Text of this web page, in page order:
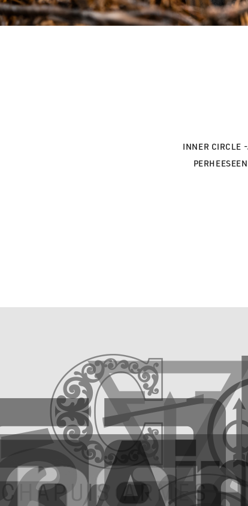
INNER CIRCLE
Modernin maailman ja
perinteiden välissä toimiva
Chapuis seuraa
Sako, maailman
kiväärimerkki,
kivääreissään